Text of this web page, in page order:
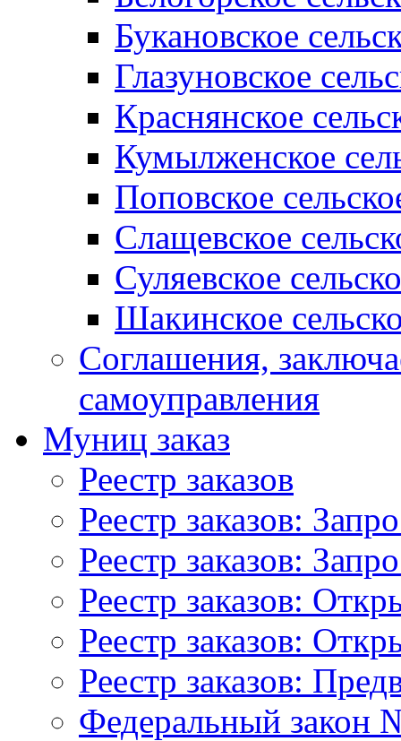
Букановское
Глазуновское
Краснянское
Кумылженское
Поповское
Слащевское
Суляевское
Шакинское
Соглашения,
самоуправления
Муниц заказ
Реестр заказов
Реестр заказов:
Реестр заказов:
Реестр заказов:
Реестр заказов:
Реестр заказов:
Федеральный закон